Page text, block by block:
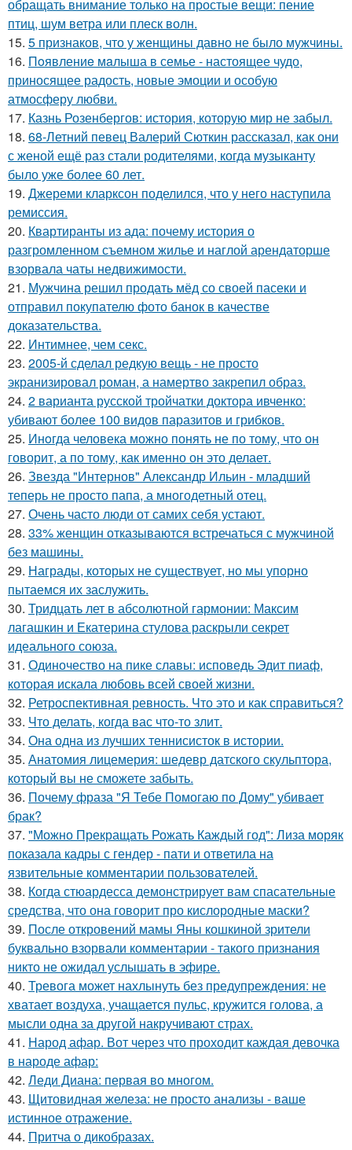
обращать внимание только на простые вещи: пение
птиц, шум ветра или плеск волн.
15. 5 признаков, что у женщины давно не было мужчины.
16. Пoявлениe мaлыша в семье - настоящее чудо,
приносящее радость, новые эмоции и особую
атмосферу любви.
17. Казнь Розенбергов: история, которую мир не забыл.
18. 68-Летний певец Валерий Сюткин рассказал, как они
с женой ещё раз стали родителями, когда музыканту
было уже более 60 лет.
19. Джереми кларксон поделился, что у него наступила
ремиссия.
20. Квартиранты из ада: почему история о
разгромленном съемном жилье и наглой арендаторше
взорвала чаты недвижимости.
21. Мужчина решил продать мёд со своей пасеки и
отправил покупателю фото банок в качестве
доказательства.
22. Интимнее, чем секс.
23. 2005-й сделал редкую вещь - не просто
экранизировал роман, а намертво закрепил образ.
24. 2 варианта русской тройчатки доктора ивченко:
убивают более 100 видов паразитов и грибков.
25. Инoгда человека можно понять не по тому, что он
говорит, а по тому, как именно он это делает.
26. Звезда "Интернов" Александр Ильин - младший
теперь не просто папа, а многодетный отец.
27. Очень часто люди от самих себя устают.
28. 33% женщин отказываются встречаться с мужчиной
без машины.
29. Награды, которых не существует, но мы упорно
пытаемся их заслужить.
30. Тридцать лет в абсолютной гармонии: Максим
лагашкин и Екатерина стулова раскрыли секрет
идеального союза.
31. Одиночество на пике славы: исповедь Эдит пиаф,
которая искала любовь всей своей жизни.
32. Ретроспективная ревность. Что это и как справиться?
33. Что делать, когда вас что-то злит.
34. Она одна из лучших теннисисток в истории.
35. Анатомия лицемерия: шедевр датского скульптора,
который вы не сможете забыть.
36. Почему фраза "Я Тебе Помогаю по Дому" убивает
брак?
37. "Можно Прекращать Рожать Каждый год": Лиза моряк
показала кадры с гендер - пати и ответила на
язвительные комментарии пользователей.
38. Когда стюардесса демонстрирует вам спасательные
средства, что она говорит про кислородные маски?
39. После откровений мамы Яны кошкиной зрители
буквально взорвали комментарии - такого признания
никто не ожидал услышать в эфире.
40. Тревога может нахлынуть без предупреждения: не
хватает воздуха, учащается пульс, кружится голова, а
мысли одна за другой накручивают страх.
41. Народ афар. Вот через что проходит каждая девочка
в народе афар:
42. Леди Диана: первая во многом.
43. Щитовидная железа: не просто анализы - ваше
истинное отражение.
44. Притча о дикобразах.